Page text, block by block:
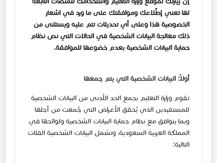
لها تعني إطِّلاعك وموافقتك على ما ورد في اشعار
الخصوصية هذا وعلى أي تحديثات تتم عليه ويستثنى من
ذلك معالجة البيانات الشخصية في الحالات التي نص نظام
حماية البيانات الشخصية بعدم خضوعها للموافقة.​
أولاً: البيانات الشخصية التي يتم جمعها
تقوم وزارة التعليم بجمع الحد الأدنى من البيانات الشخصية
للمستفيدين الذي يُحقق الأغراض التي جُمعت من أجلها
وبما يتوافق مع نظام حماية البيانات​ الشخصية ولوائحها في
المملكة العربية السعودية، وتشمل البيانات الشخصية الفئات
التالية:​